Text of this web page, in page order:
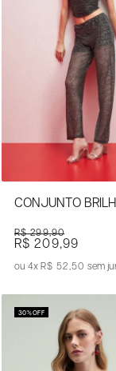
CONJUNTO
R$ 299,90
R$ 209,99
4x R$ 52,50sem
30%OFF